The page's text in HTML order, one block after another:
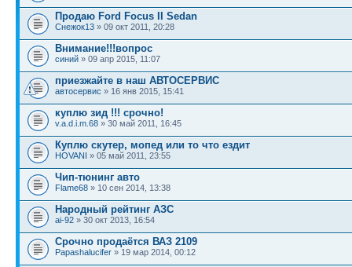
Продаю Ford Focus II Sedan
Снежок13 » 09 окт 2011, 20:28
Внимание!!!вопрос
синий » 09 апр 2015, 11:07
приезжайте в наш АВТОСЕРВИС
автосервис » 16 янв 2015, 15:41
куплю зид !!! срочно!
v.a.d.i.m.68 » 30 май 2011, 16:45
Куплю скутер, мопед или то что ездит
HOVANI » 05 май 2011, 23:55
Чип-тюнинг авто
Flame68 » 10 сен 2014, 13:38
Народный рейтинг АЗС
ai-92 » 30 окт 2013, 16:54
Срочно продаётся ВАЗ 2109
Papashalucifer » 19 мар 2014, 00:12